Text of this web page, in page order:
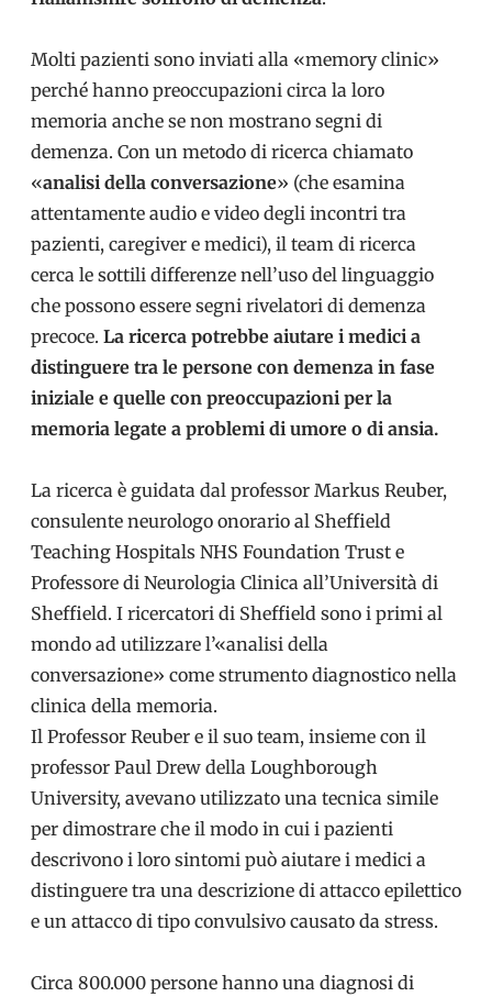
Molti pazienti sono inviati alla «memory clinic»
perché hanno preoccupazioni circa la loro
memoria anche se non mostrano segni di
demenza. Con un metodo di ricerca chiamato
«analisi della conversazione» (che esamina
attentamente audio e video degli incontri tra
pazienti, caregiver e medici), il team di ricerca
cerca le sottili differenze nell’uso del linguaggio
che possono essere segni rivelatori di demenza
precoce. La ricerca potrebbe aiutare i medici a
distinguere tra le persone con demenza in fase
iniziale e quelle con preoccupazioni per la
memoria legate a problemi di umore o di ansia.
La ricerca è guidata dal professor Markus Reuber,
consulente neurologo onorario al Sheffield
Teaching Hospitals NHS Foundation Trust e
Professore di Neurologia Clinica all’Università di
Sheffield. I ricercatori di Sheffield sono i primi al
mondo ad utilizzare l’«analisi della
conversazione» come strumento diagnostico nella
clinica della memoria.
Il Professor Reuber e il suo team, insieme con il
professor Paul Drew della Loughborough
University, avevano utilizzato una tecnica simile
per dimostrare che il modo in cui i pazienti
descrivono i loro sintomi può aiutare i medici a
distinguere tra una descrizione di attacco epilettico
e un attacco di tipo convulsivo causato da stress.
Circa 800.000 persone hanno una diagnosi di